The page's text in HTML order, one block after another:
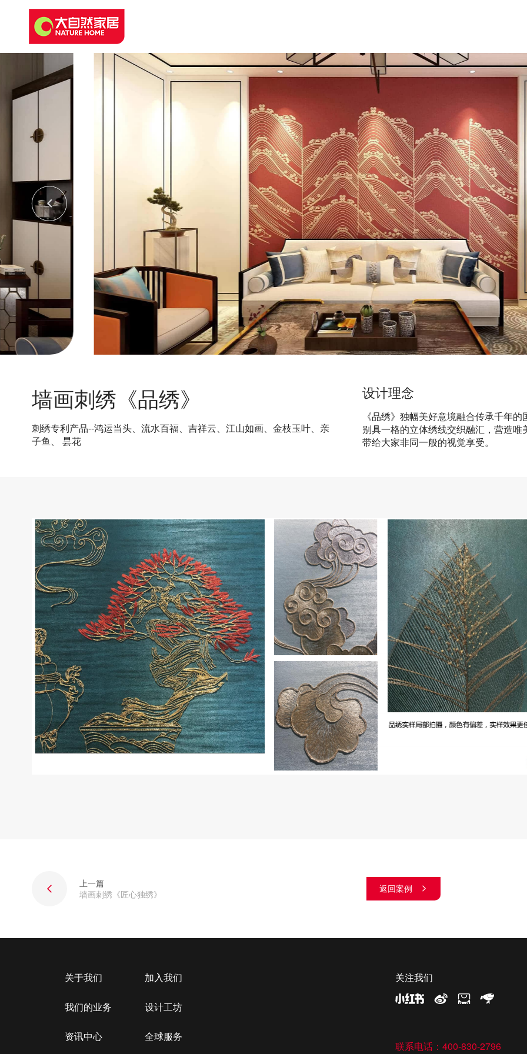
墙画刺绣《品绣》
刺绣专利产品--鸿运当头、流水百福、吉祥云、江山如画、金枝玉叶、亲
子鱼、 昙花
设计理念
《品绣》独幅美好意境融合传承千年
别具一格的立体绣线交织融汇，营造
带给大家非同一般的视觉享受。
上一篇
墙画刺绣《匠心独绣》
返回案例
关于我们
我们的业务
资讯中心
加入我们
设计工坊
全球服务
关注我们
联系电话：400-830-2796